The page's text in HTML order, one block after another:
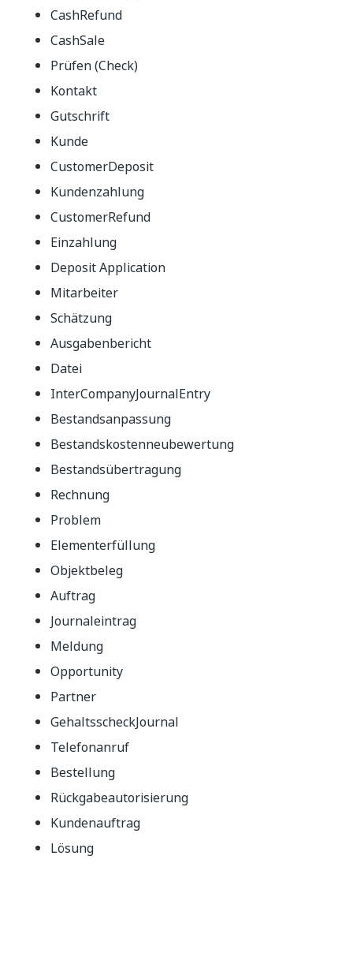
CashRefund
CashSale
Prüfen (Check)
Kontakt
Gutschrift
Kunde
CustomerDeposit
Kundenzahlung
CustomerRefund
Einzahlung
Deposit Application
Mitarbeiter
Schätzung
Ausgabenbericht
Datei
InterCompanyJournalEntry
Bestandsanpassung
Bestandskostenneubewertung
Bestandsübertragung
Rechnung
Problem
Elementerfüllung
Objektbeleg
Auftrag
Journaleintrag
Meldung
Opportunity
Partner
GehaltsscheckJournal
Telefonanruf
Bestellung
Rückgabeautorisierung
Kundenauftrag
Lösung